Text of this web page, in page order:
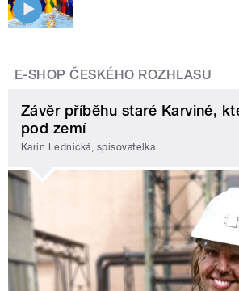
E-SHOP ČESKÉHO ROZHLASU
Závěr příběhu staré Karviné,
pod zemí
Karin Lednická, spisovatelka